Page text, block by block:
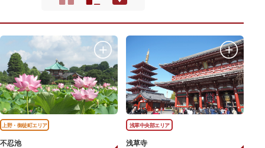
上野・御徒町エリア
不忍池
浅草中央部エリア
浅草寺